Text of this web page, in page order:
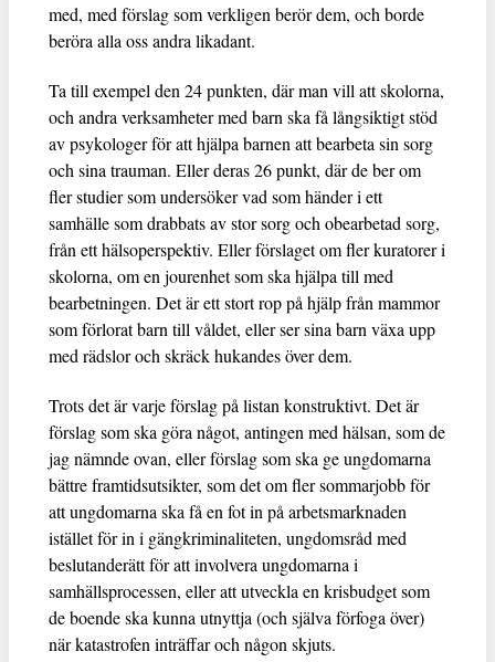
med, med förslag som verkligen berör dem, och borde
beröra alla oss andra likadant.
Ta till exempel den 24 punkten, där man vill att skolorna,
och andra verksamheter med barn ska få långsiktigt stöd
av psykologer för att hjälpa barnen att bearbeta sin sorg
och sina trauman. Eller deras 26 punkt, där de ber om
fler studier som undersöker vad som händer i ett
samhälle som drabbats av stor sorg och obearbetad sorg,
från ett hälsoperspektiv. Eller förslaget om fler kuratorer i
skolorna, om en jourenhet som ska hjälpa till med
bearbetningen. Det är ett stort rop på hjälp från mammor
som förlorat barn till våldet, eller ser sina barn växa upp
med rädslor och skräck hukandes över dem.
Trots det är varje förslag på listan konstruktivt. Det är
förslag som ska göra något, antingen med hälsan, som de
jag nämnde ovan, eller förslag som ska ge ungdomarna
bättre framtidsutsikter, som det om fler sommarjobb för
att ungdomarna ska få en fot in på arbetsmarknaden
istället för in i gängkriminaliteten, ungdomsråd med
beslutanderätt för att involvera ungdomarna i
samhällsprocessen, eller att utveckla en krisbudget som
de boende ska kunna utnyttja (och själva förfoga över)
när katastrofen inträffar och någon skjuts.